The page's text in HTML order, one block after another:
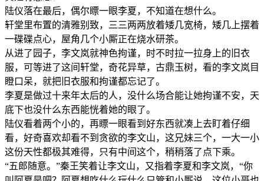
陆仪落在最后，偶尔瞟一眼李夏，不知道在想什么。
轩堂里布置的清雅别致，三三两两放着矮几宽椅，矮几上摆着
一碟碟点心，屋角几个小厮正在烧水研茶。
从进了园子，李文岚就神色拘谨，时不时拉一拉身上的旧衣
服，可等进了这间轩堂，奇花异草，古鼎玉树，看的李文岚目
瞪口呆，就把旧衣服和拘谨都忘记了。
李夏是做过十来年太后的人，没什么场合能让她拘谨不安，天
底下也没什么东西能恍着她的眼了。
陆仪看着两个小的，再瞟一眼看到好东西就凑上去盯着仔细
看，好奇喜欢却看不到贪欲的李文山，这兄妹三个，一大一小
这份天性都极其难得，只有中间这个，稍稍落了点下乘。
“五郎随意。”秦王笑着让李文山，又指着李夏和李文岚，“你